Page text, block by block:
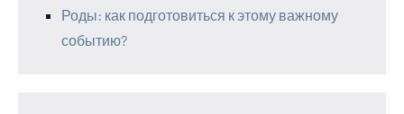
Роды: как подготовиться к этому важному
событию?